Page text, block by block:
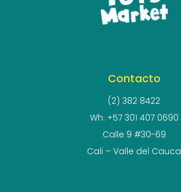
Contacto
(2) 382 8422
Wh: +57 301 407 0690
Calle 9 #30-69
Cali – Valle del Cauca